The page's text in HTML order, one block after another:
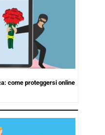
come proteggersi online